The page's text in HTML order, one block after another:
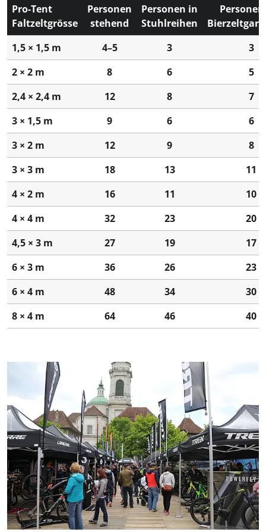
Pro-Tent
Faltzeltgrösse
Personen
stehend
Personen in
Stuhlreihen
1,5 × 1,5 m
4–5 3
3
2 × 2 m
8 6
5
2,4 × 2,4 m
12 8
7
3 × 1,5 m
9 6
6
3 × 2 m
12 9
8
3 × 3 m
18 13
11
4 × 2 m
16 11
10
4 × 4 m
32 23
20
4,5 × 3 m
27 19
17
6 × 3 m
36 26
23
6 × 4 m
48 34
30
8 × 4 m
64 46 40